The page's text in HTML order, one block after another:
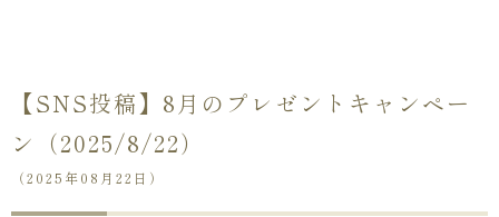
【SNS投稿】8月のプレゼントキャンペー
ン（2025/8/22）
（2025年08月22日）